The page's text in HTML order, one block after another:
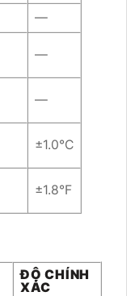
—
—
—
±1.0°C
±1.8°F
ĐỘ CHÍNH
XÁC